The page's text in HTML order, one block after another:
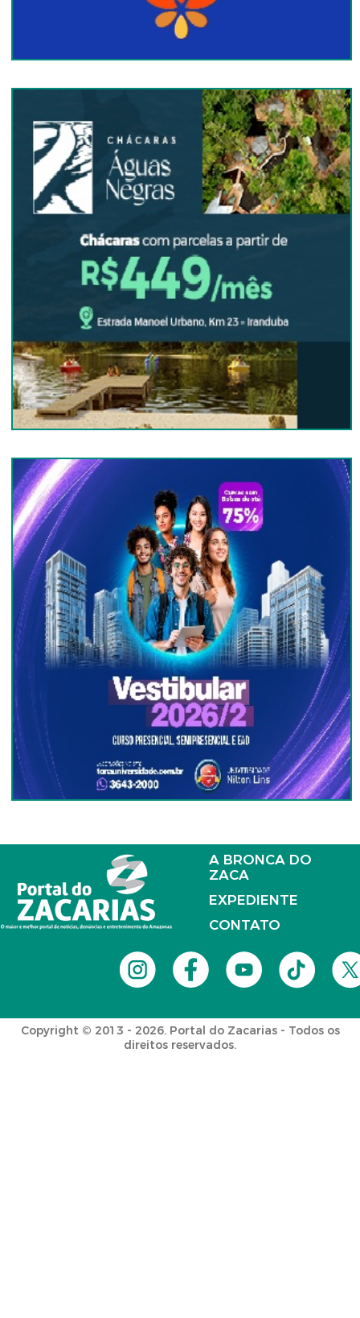
A BRONCA DO
ZACA
EXPEDIENTE
CONTATO
Copyright © 2013 - 2026. Portal do Zacarias - Todos os
direitos reservados.